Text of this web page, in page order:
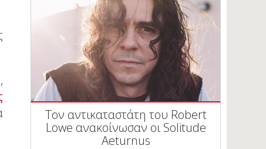
Τον αντικαταστάτη του Robert
Lowe ανακοίνωσαν οι Solitude
Aeturnus